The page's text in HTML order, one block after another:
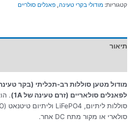
קטגוריות: מודולי בקרי טעינה, פאנלים סולריים
תיאור
לפאנלים סולאריים (זרם טעינה של 1A)
.
סולארי או מקור מתח DC אחר.